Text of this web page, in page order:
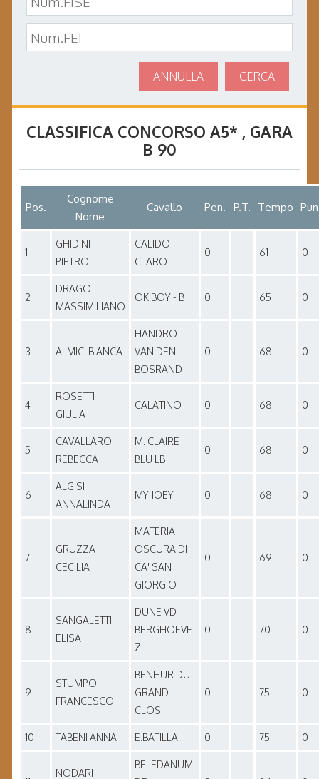
CERCA
ANNULLA
CLASSIFICA CONCORSO A5* , GARA
B 90
Pos.
Cognome
Nome
Cavallo Pen. P.T. Tempo
1
GHIDINI
PIETRO
CALIDO
CLARO
0 61 0
2
DRAGO
MASSIMILIANO
OKIBOY - B 0 65 0
3 ALMICI BIANCA
HANDRO
VAN DEN
BOSRAND
0 68 0
4
ROSETTI
GIULIA
CALATINO 0 68 0
5
CAVALLARO
REBECCA
M. CLAIRE
BLU LB
0 68 0
6
ALGISI
ANNALINDA
MY JOEY 0 68 0
7
GRUZZA
CECILIA
MATERIA
OSCURA DI
CA' SAN
GIORGIO
0 69 0
8
SANGALETTI
ELISA
DUNE VD
BERGHOEVE
Z
0 70 0
9
STUMPO
FRANCESCO
BENHUR DU
GRAND
CLOS
0 75 0
10 TABENI ANNA E.BATILLA 0 75 0
NODARI
BELEDANUM